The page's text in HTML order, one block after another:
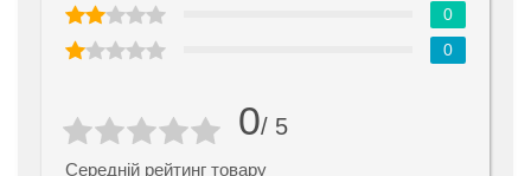
0/ 5
Середній рейтинг товару
0
0